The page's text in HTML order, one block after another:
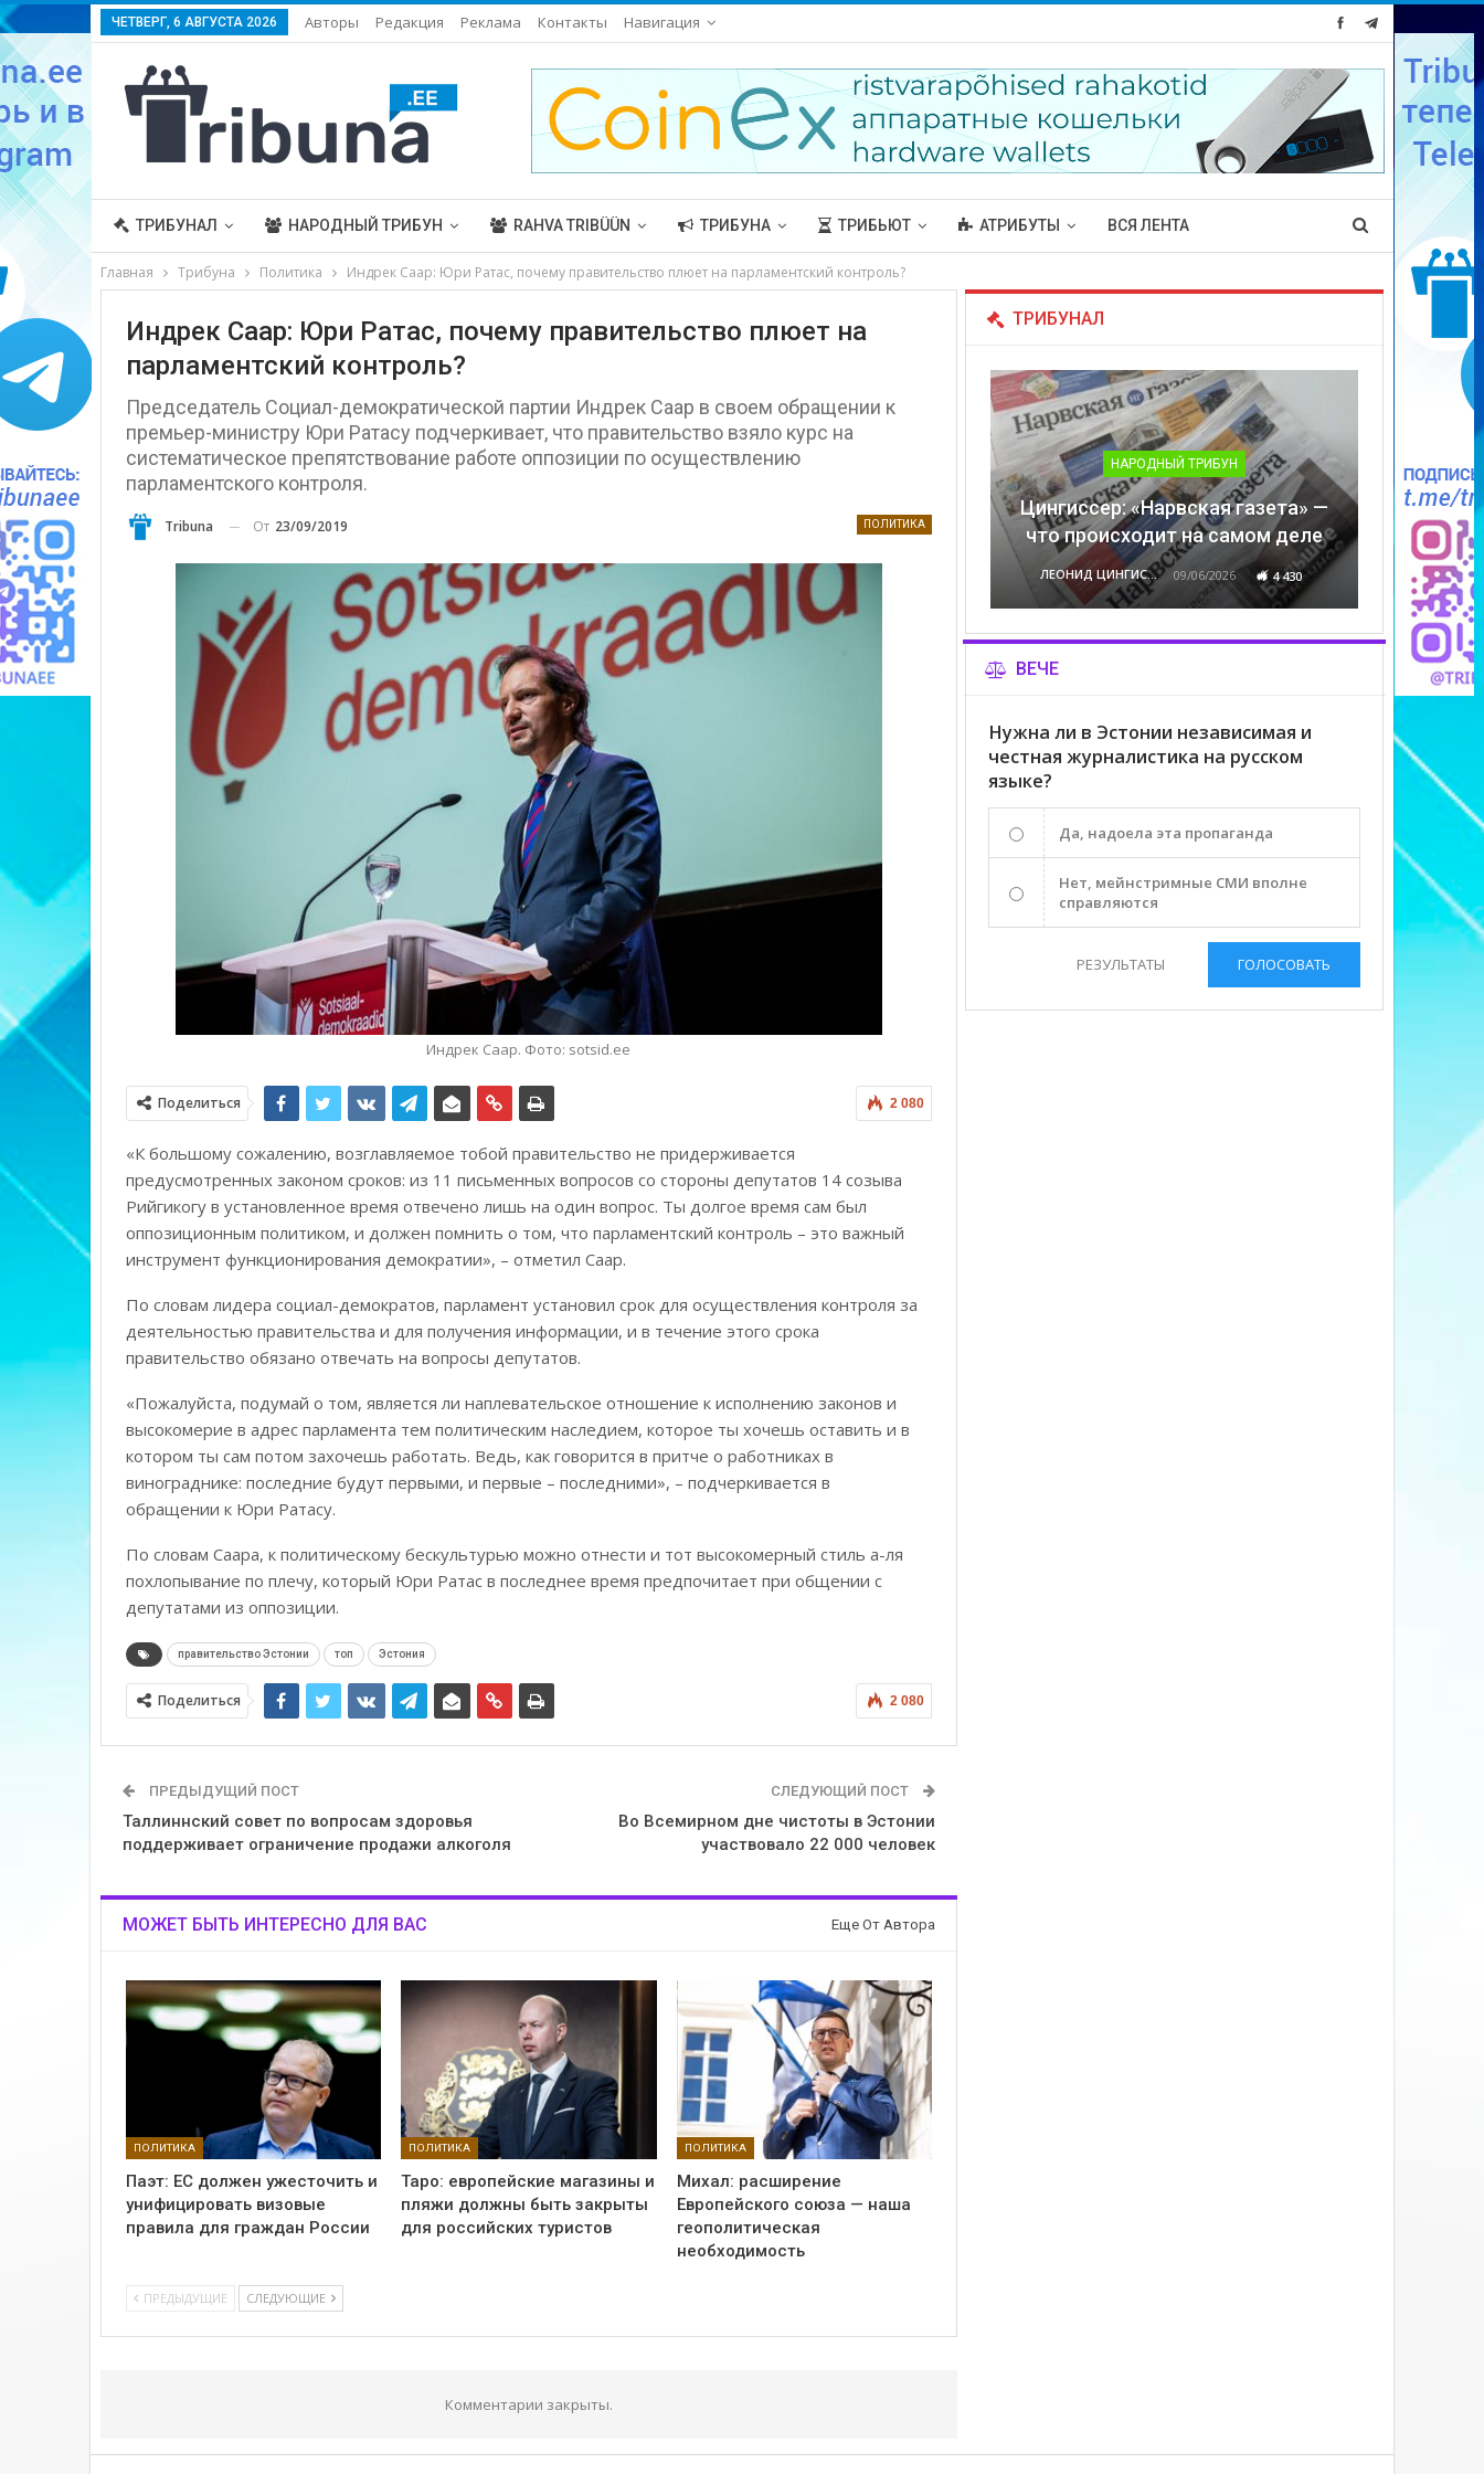
ЧЕТВЕРГ, 6 АВГУСТА 2026 Авторы Редакция Реклама Контакты Навигация
ТРИБУНАЛ НАРОДНЫЙ ТРИБУН RAHVA TRIBÜÜN ТРИБУНА ТРИБЬЮТ АТРИБУТЫ ВСЯ ЛЕНТА
Главная Трибуна Политика Индрек Саар: Юри Ратас, почему правительство плюет на парламентский контроль?
Индрек Саар: Юри Ратас, почему правительство плюет на
парламентский контроль?
Председатель Социал-демократической партии Индрек Саар в своем обращении к
премьер-министру Юри Ратасу подчеркивает, что правительство взяло курс на
систематическое препятствование работе оппозиции по осуществлению
парламентского контроля.
ПОЛИТИКА
Tribuna От 23/09/2019
Индрек Саар. Фото: sotsid.ee
2 080
Поделиться
«К большому сожалению, возглавляемое тобой правительство не придерживается
предусмотренных законом сроков: из 11 письменных вопросов со стороны депутатов 14 созыва
Рийгикогу в установленное время отвечено лишь на один вопрос. Ты долгое время сам был
оппозиционным политиком, и должен помнить о том, что парламентский контроль – это важный
инструмент функционирования демократии», – отметил Саар.
По словам лидера социал-демократов, парламент установил срок для осуществления контроля за
деятельностью правительства и для получения информации, и в течение этого срока
правительство обязано отвечать на вопросы депутатов.
«Пожалуйста, подумай о том, является ли наплевательское отношение к исполнению законов и
высокомерие в адрес парламента тем политическим наследием, которое ты хочешь оставить и в
котором ты сам потом захочешь работать. Ведь, как говорится в притче о работниках в
винограднике: последние будут первыми, и первые – последними», – подчеркивается в
обращении к Юри Ратасу.
По словам Саара, к политическому бескультурью можно отнести и тот высокомерный стиль а-ля
похлопывание по плечу, который Юри Ратас в последнее время предпочитает при общении с
депутатами из оппозиции.
правительство Эстонии топ Эстония
2 080
Поделиться
ПРЕДЫДУЩИЙ ПОСТ
Таллиннский совет по вопросам здоровья
поддерживает ограничение продажи алкоголя
СЛЕДУЮЩИЙ ПОСТ
Во Всемирном дне чистоты в Эстонии
участвовало 22 000 человек
МОЖЕТ БЫТЬ ИНТЕРЕСНО ДЛЯ ВАС Еще От Автора
ПОЛИТИКА
Паэт: ЕС должен ужесточить и
унифицировать визовые
правила для граждан России
ПОЛИТИКА
Таро: европейские магазины и
пляжи должны быть закрыты
для российских туристов
ПОЛИТИКА
Михал: расширение
Европейского союза — наша
геополитическая
необходимость
ПРЕДЫДУЩИЕ СЛЕДУЮЩИЕ
Комментарии закрыты.
ТРИБУНАЛ
НАРОДНЫЙ ТРИБУН
Цингиссер: «Нарвская газета» —
что происходит на самом деле
ЛЕОНИД ЦИНГИССЕР 09/06/2026 4 430
ВЕЧЕ
Нужна ли в Эстонии независимая и
честная журналистика на русском
языке?
Да, надоела эта пропаганда
Нет, мейнстримные СМИ вполне
справляются
РЕЗУЛЬТАТЫ ГОЛОСОВАТЬ